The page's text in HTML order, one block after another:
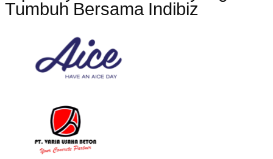
Tumbuh Bersama Indibiz